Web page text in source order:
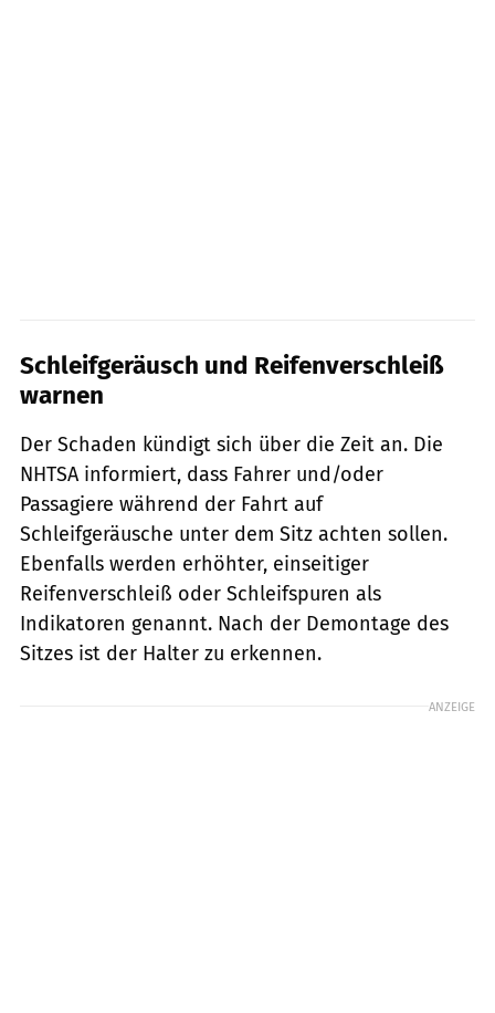
Schleifgeräusch und Reifenverschleiß
warnen
Der Schaden kündigt sich über die Zeit an. Die
NHTSA informiert, dass Fahrer und/oder
Passagiere während der Fahrt auf
Schleifgeräusche unter dem Sitz achten sollen.
Ebenfalls werden erhöhter, einseitiger
Reifenverschleiß oder Schleifspuren als
Indikatoren genannt. Nach der Demontage des
Sitzes ist der Halter zu erkennen.
ANZEIGE